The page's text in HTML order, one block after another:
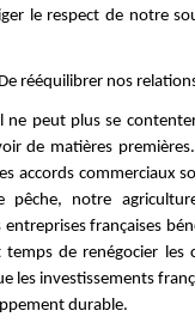
le respect de notre
rééquilibrer nos
ne peut plus se
de matières
accords commerciaux
pêche, notre
françaises
de renégocier les
les investissements
durable.